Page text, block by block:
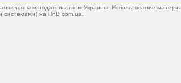
законодательством Украины. Использование
системами) на HnB.com.ua.